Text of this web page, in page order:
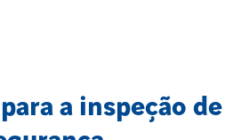
a inspeção de